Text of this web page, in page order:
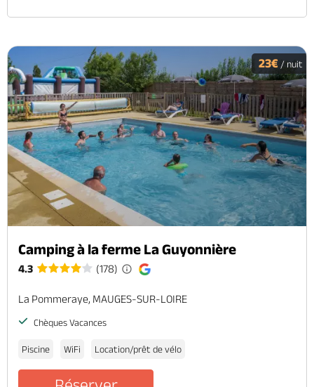
23€ / nuit
Camping à la ferme La Guyonnière
4.3 (178)
La Pommeraye, MAUGES-SUR-LOIRE
Chèques Vacances
Piscine WiFi Location/prêt de vélo